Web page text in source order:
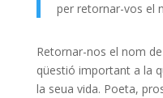
per retornar-vos el
Retornar-nos el nom
qüestió important a la
la seua vida. Poeta,